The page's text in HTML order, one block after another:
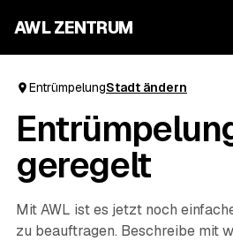
AWL ZENTRUM
EntrümpelungStadt ändern
geregelt
Mit AWL ist es jetzt noch
zu beauftragen. Beschreibe mit